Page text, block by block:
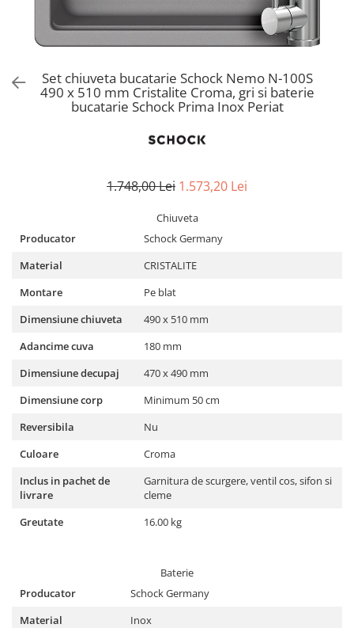
Aspiratoare verticale
Apiratoare cu sac
Aspiratoare fara sac
Ingrijirea rufelor si a vaselor
Masini de spalat vase
Masini de spalat rufe
Masini de spalat rufe cu uscator
Set chiuveta bucatarie Schock Nemo N-100S
490 x 510 mm Cristalite Croma, gri si baterie
bucatarie Schock Prima Inox Periat
1.748,00 Lei 1.573,20 Lei
Chiuveta
Producator
Schock Germany
Material
CRISTALITE
Montare
Pe blat
Dimensiune chiuveta
490 x 510 mm
Adancime cuva
180 mm
Dimensiune decupaj
470 x 490 mm
Dimensiune corp
Minimum 50 cm
Reversibila
Nu
Culoare
Croma
Inclus in pachet de
livrare
Garnitura de scurgere, ventil cos, sifon si
cleme
Greutate
16.00 kg
Baterie
Producator
Schock Germany
Material
Inox